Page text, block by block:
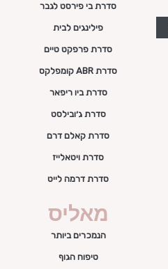
סדרת בי פירסט לגבר
פילינגים לבית
סדרת פרפקט טיים
סדרת ABR קומפלקס
סדרת ביו ריפאר
סדרת ג׳ובילסט
סדרת קאלם דרם
סדרת ויטאלייז
סדרת דרמה לייט
מאליס
הנמכרים ביותר
טיפוח הגוף